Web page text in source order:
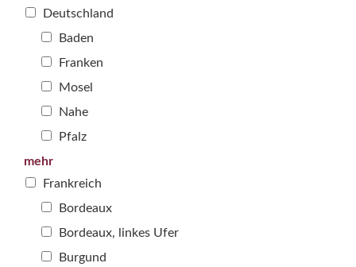
Deutschland
Baden
Franken
Mosel
Nahe
Pfalz
mehr
Frankreich
Bordeaux
Bordeaux, linkes Ufer
Burgund